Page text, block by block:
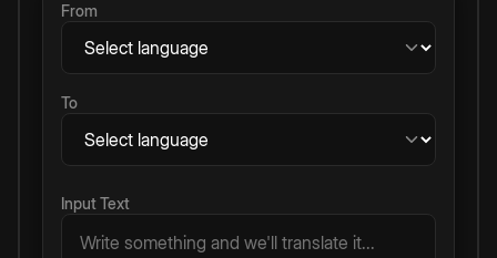
From
To
Input Text